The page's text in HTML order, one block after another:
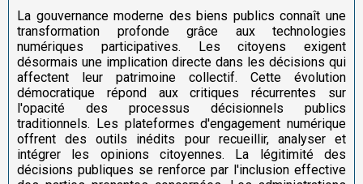
La gouvernance moderne des biens publics connaît une
transformation profonde grâce aux technologies
numériques participatives. Les citoyens exigent
désormais une implication directe dans les décisions qui
affectent leur patrimoine collectif. Cette évolution
démocratique répond aux critiques récurrentes sur
l'opacité des processus décisionnels publics
traditionnels. Les plateformes d'engagement numérique
offrent des outils inédits pour recueillir, analyser et
intégrer les opinions citoyennes. La légitimité des
décisions publiques se renforce par l'inclusion effective